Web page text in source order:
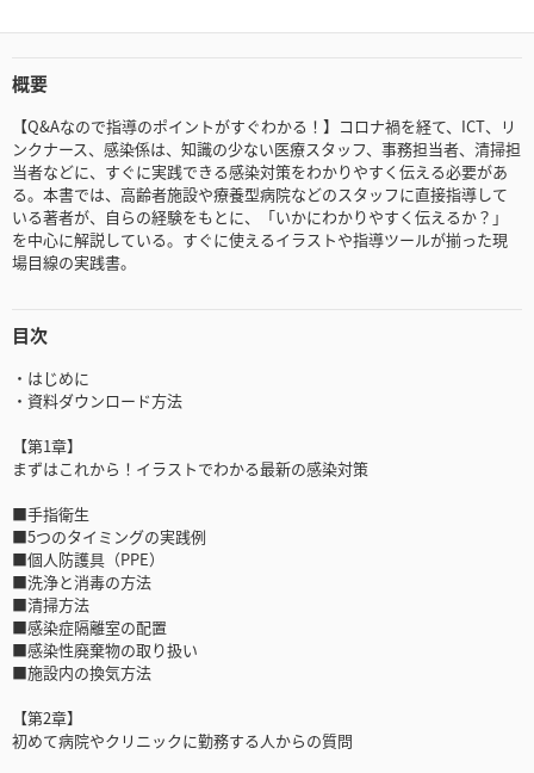
概要
【Q&Aなので指導のポイントがすぐわかる！】コロナ禍を経て、ICT、リ
ンクナース、感染係は、知識の少ない医療スタッフ、事務担当者、清掃担
当者などに、すぐに実践できる感染対策をわかりやすく伝える必要があ
る。本書では、高齢者施設や療養型病院などのスタッフに直接指導して
いる著者が、自らの経験をもとに、「いかにわかりやすく伝えるか？」
を中心に解説している。すぐに使えるイラストや指導ツールが揃った現
場目線の実践書。
目次
・はじめに
・資料ダウンロード方法
【第1章】
まずはこれから！イラストでわかる最新の感染対策
■手指衛生
■5つのタイミングの実践例
■個人防護具（PPE）
■洗浄と消毒の方法
■清掃方法
■感染症隔離室の配置
■感染性廃棄物の取り扱い
■施設内の換気方法
【第2章】
初めて病院やクリニックに勤務する人からの質問